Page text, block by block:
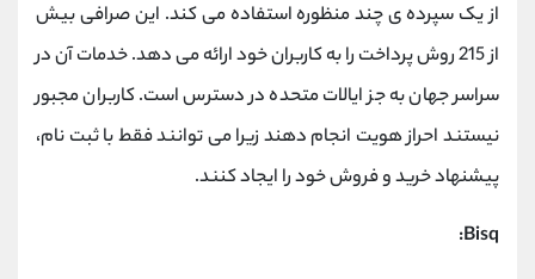
از یک سپرده ی چند منظوره استفاده می کند. این صرافی بیش
از 215 روش پرداخت را به کاربران خود ارائه می دهد. خدمات آن در
سراسر جهان به جز ایالات متحده در دسترس است. کاربران مجبور
نیستند احراز هویت انجام دهند زیرا می توانند فقط با ثبت نام،
پیشنهاد خرید و فروش خود را ایجاد کنند.
Bisq: